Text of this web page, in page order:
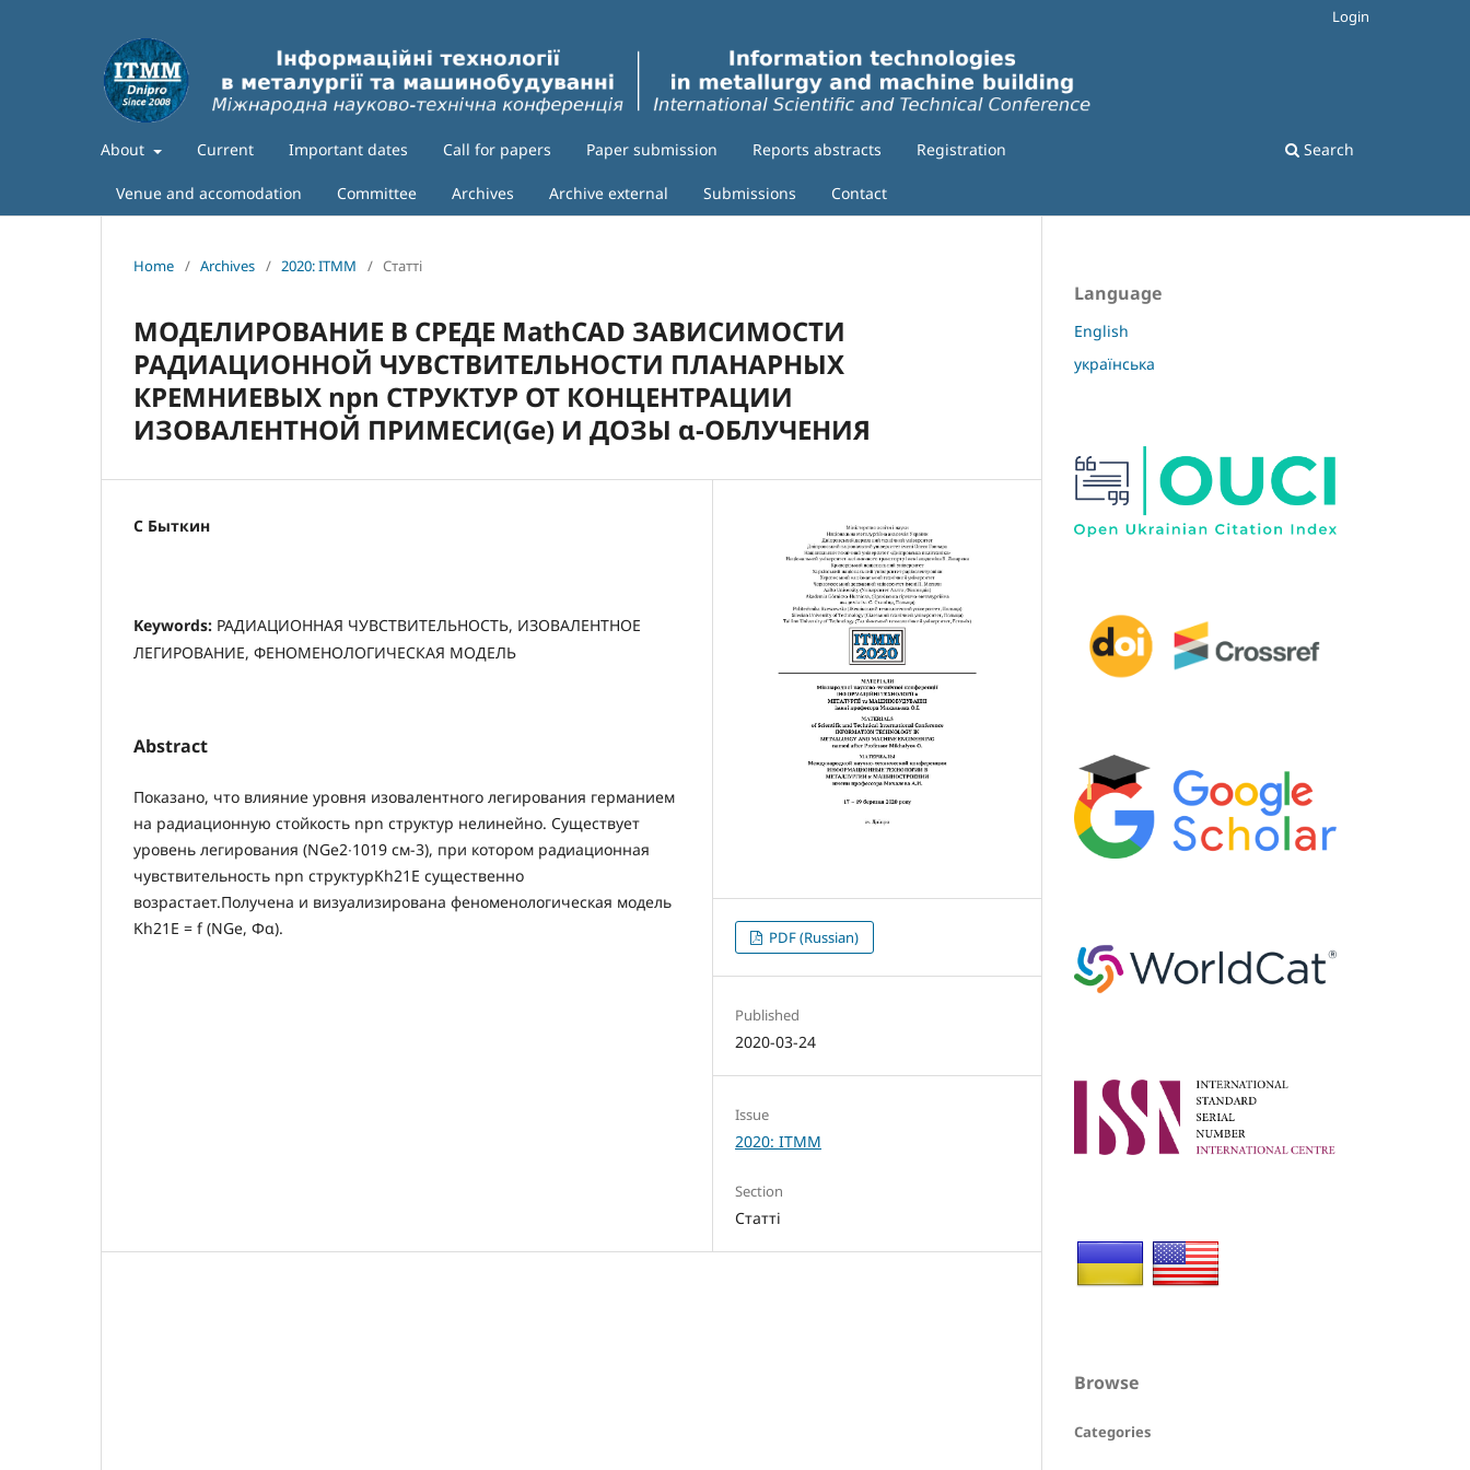
About Current Important dates Call for papers Paper submission Reports abstracts Registration
Venue and accomodation Committee Archives Archive external Submissions Contact
Search
Login
Home / Archives / 2020: ITMM / Статті
МОДЕЛИРОВАНИЕ В СРЕДЕ MathCAD ЗАВИСИМОСТИ
РАДИАЦИОННОЙ ЧУВСТВИТЕЛЬНОСТИ ПЛАНАРНЫХ
КРЕМНИЕВЫХ npn СТРУКТУР ОТ КОНЦЕНТРАЦИИ
ИЗОВАЛЕНТНОЙ ПРИМЕСИ(Ge) И ДОЗЫ α-ОБЛУЧЕНИЯ
С Быткин
Keywords: РАДИАЦИОННАЯ ЧУВСТВИТЕЛЬНОСТЬ, ИЗОВАЛЕНТНОЕ
ЛЕГИРОВАНИЕ, ФЕНОМЕНОЛОГИЧЕСКАЯ МОДЕЛЬ
Abstract
Показано, что влияние уровня изовалентного легирования германием
на радиационную стойкость npn структур нелинейно. Существует
уровень легирования (NGe2∙1019 см-3), при котором радиационная
чувствительность npn структурKh21E существенно
возрастает.Получена и визуализирована феноменологическая модель
Kh21E = f (NGe, Φα).
PDF (Russian)
Published
2020-03-24
Issue
2020: ITMM
Section
Статті
Language
English
українська
Browse
Categories